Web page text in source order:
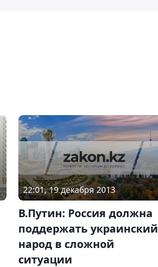
22:01, 19 декабря 2013
В.Путин: Россия должна
поддержать украинский
народ в сложной
ситуации